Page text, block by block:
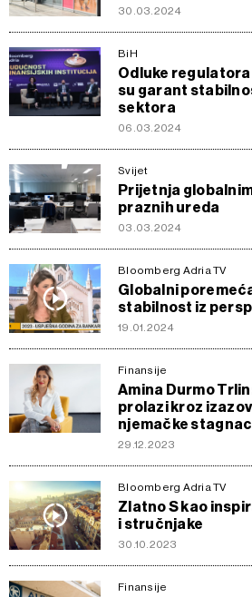
30.03.2024
BiH
Odluke regulatora
su garant
sektora
06.03.2024
Svijet
Prijetnja
praznih ureda
03.03.2024
Bloomberg Adria TV
Globalni
stabilnost iz
19.01.2024
Finansije
Amina Durmo
prolazi kroz
njemačke
29.12.2023
Bloomberg Adria TV
Zlatno S kao
i stručnjake
30.10.2023
Finansije